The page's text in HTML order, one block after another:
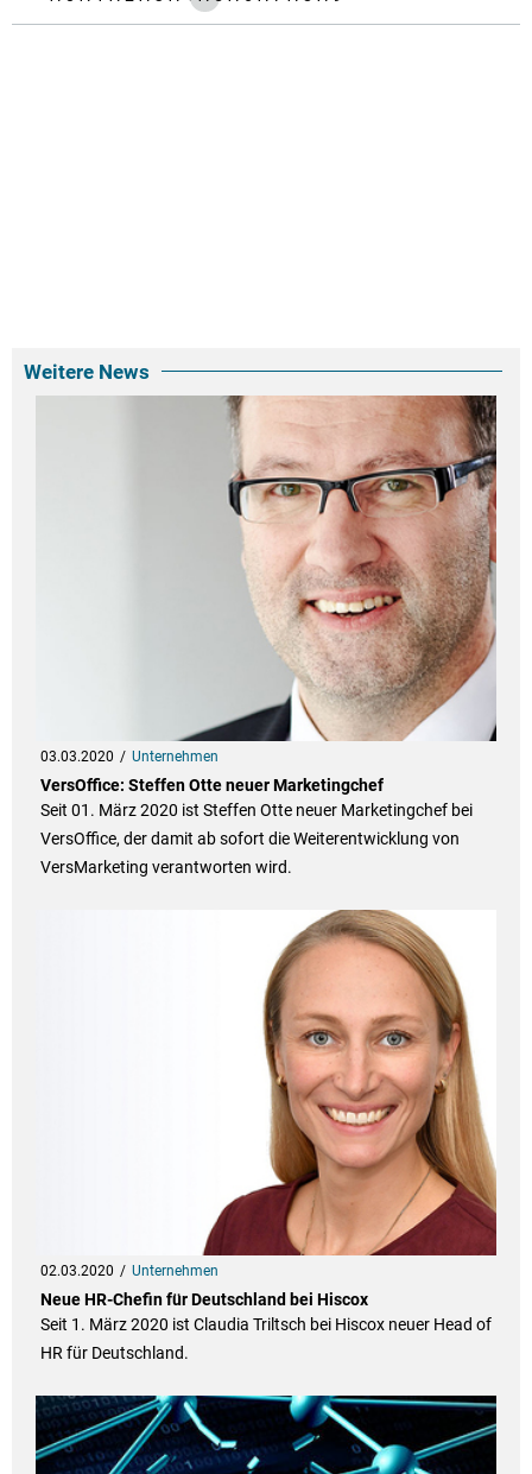
Weitere News
03.03.2020 Unternehmen
VersOffice: Steffen Otte neuer Marketingchef
Seit 01. März 2020 ist Steffen Otte neuer Marketingchef bei
VersOffice, der damit ab sofort die Weiterentwicklung von
VersMarketing verantworten wird.
02.03.2020 Unternehmen
Neue HR-Chefin für Deutschland bei Hiscox
Seit 1. März 2020 ist Claudia Triltsch bei Hiscox neuer Head of
HR für Deutschland.